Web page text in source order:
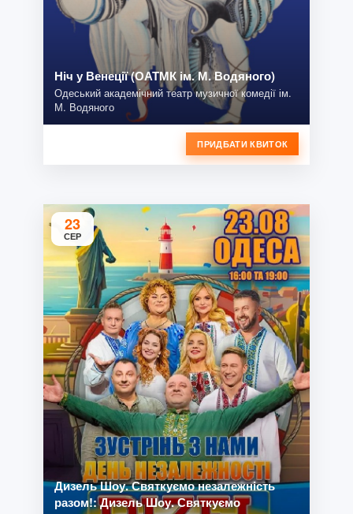
Ніч у Венеції (ОАТМК ім. М. Водяного)
Одеський академічний театр музичної комедії ім.
М. Водяного
ПРИДБАТИ КВИТОК
23
СЕР
Дизель Шоу. Святкуємо незалежність
разом!: Дизель Шоу. Святкуємо